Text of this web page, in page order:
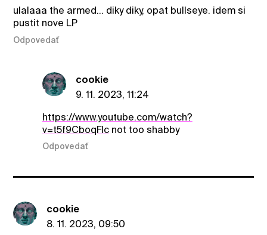
ulalaaa the armed... diky diky, opat bullseye. idem si
pustit nove LP
Odpovedať
cookie
9. 11. 2023, 11:24
https://www.youtube.com/watch?
v=t5f9CboqFIcnot too shabby
Odpovedať
cookie
8. 11. 2023, 09:50